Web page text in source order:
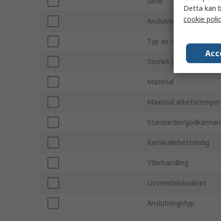
Anslutning hane/hona
Typ av röranslutning
Storlek på
Material
Maximal
Standarder/
Kemikaliebeständig
Ytbehandling
Livsmedelskvalitet
Anslutningstyp
Detta kan
cookie